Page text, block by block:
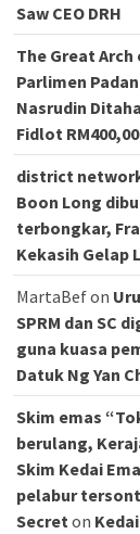
Saw CEO DRH
The Great
Parlimen
Nasrudin
Fidlot
district
Boon Long
terbongkar,
Kekasih Gelap
MartaBefon
SPRM dan SC
guna kuasa
Datuk Ng Yan
Skim emas
berulang,
Skim Kedai
pelabur
Secret on